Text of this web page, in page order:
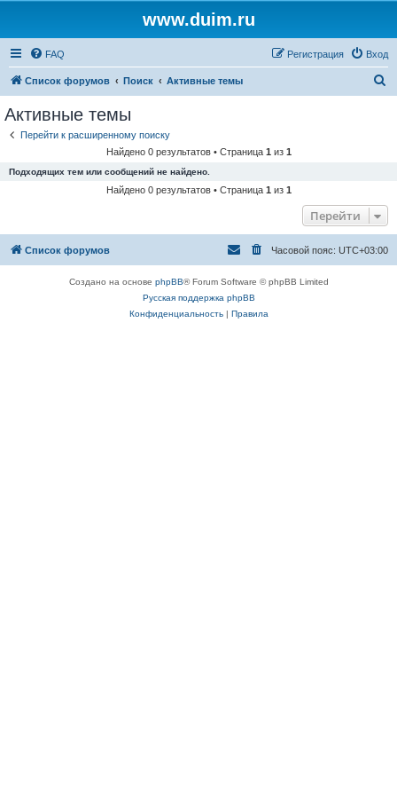
www.duim.ru
FAQ Вход
Регистрация
Список форумов Поиск Активные темы
Активные темы
Перейти к расширенному поиску
Найдено 0 результатов • Страница 1 из 1
Подходящих тем или сообщений не найдено.
Найдено 0 результатов • Страница 1 из 1
Перейти
Список форумов Часовой пояс: UTC+03:00
Создано на основе phpBB® Forum Software © phpBB Limited
Русская поддержка phpBB
Конфиденциальность| Правила